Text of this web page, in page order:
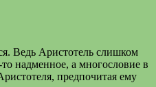
Ведь Аристотель слишком
надменное, а многословие в
предпочитая ему